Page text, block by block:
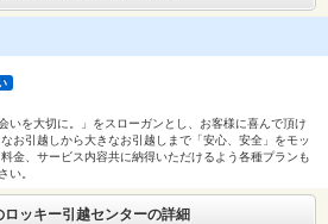
いを大切に。」をスローガンとし、お客様に喜んで頂け
お引越しから大きなお引越しまで「安心、安全」をモッ
金、サービス内容共に納得いただけるよう各種プランも
い。
ロッキー引越センターの詳細